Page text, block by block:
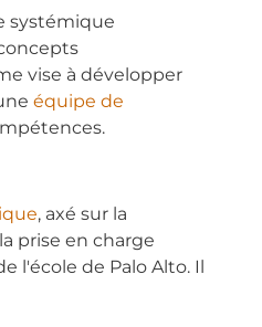
systémique
vise à développer
équipe de
, axé sur la
prise en charge
l'école de Palo Alto. Il